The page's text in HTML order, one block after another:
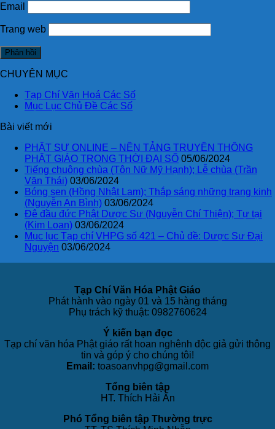
Email
Trang web
CHUYÊN MỤC
Tạp Chí Văn Hoá Các Số
Mục Lục Chủ Đề Các Số
Bài viết mới
PHẬT SỰ ONLINE – NỀN TẢNG TRUYỀN THÔNG
PHẬT GIÁO TRONG THỜI ĐẠI SỐ 05/06/2024
Tiếng chuông chùa (Tôn Nữ Mỹ Hạnh); Lễ chùa (Trần
Văn Thái) 03/06/2024
Bóng sen (Hồng Nhật Lam); Thắp sáng những trang kinh
(Nguyễn An Bình) 03/06/2024
Đê đầu đức Phật Dược Sư (Nguyễn Chí Thiện); Tự tại
(Kim Loan) 03/06/2024
Mục lục Tạp chí VHPG số 421 – Chủ đề: Dược Sư Đại
Nguyện 03/06/2024
Tạp Chí Văn Hóa Phật Giáo
Phát hành vào ngày 01 và 15 hàng tháng
Phụ trách kỹ thuật: 0982760624
Ý kiến bạn đọc
Tạp chí văn hóa Phật giáo rất hoan nghênh độc giả gửi thông
tin và góp ý cho chúng tôi!
Email: toasoanvhpg@gmail.com
Tổng biên tập
HT. Thích Hải Ấn
Phó Tổng biên tập Thường trực